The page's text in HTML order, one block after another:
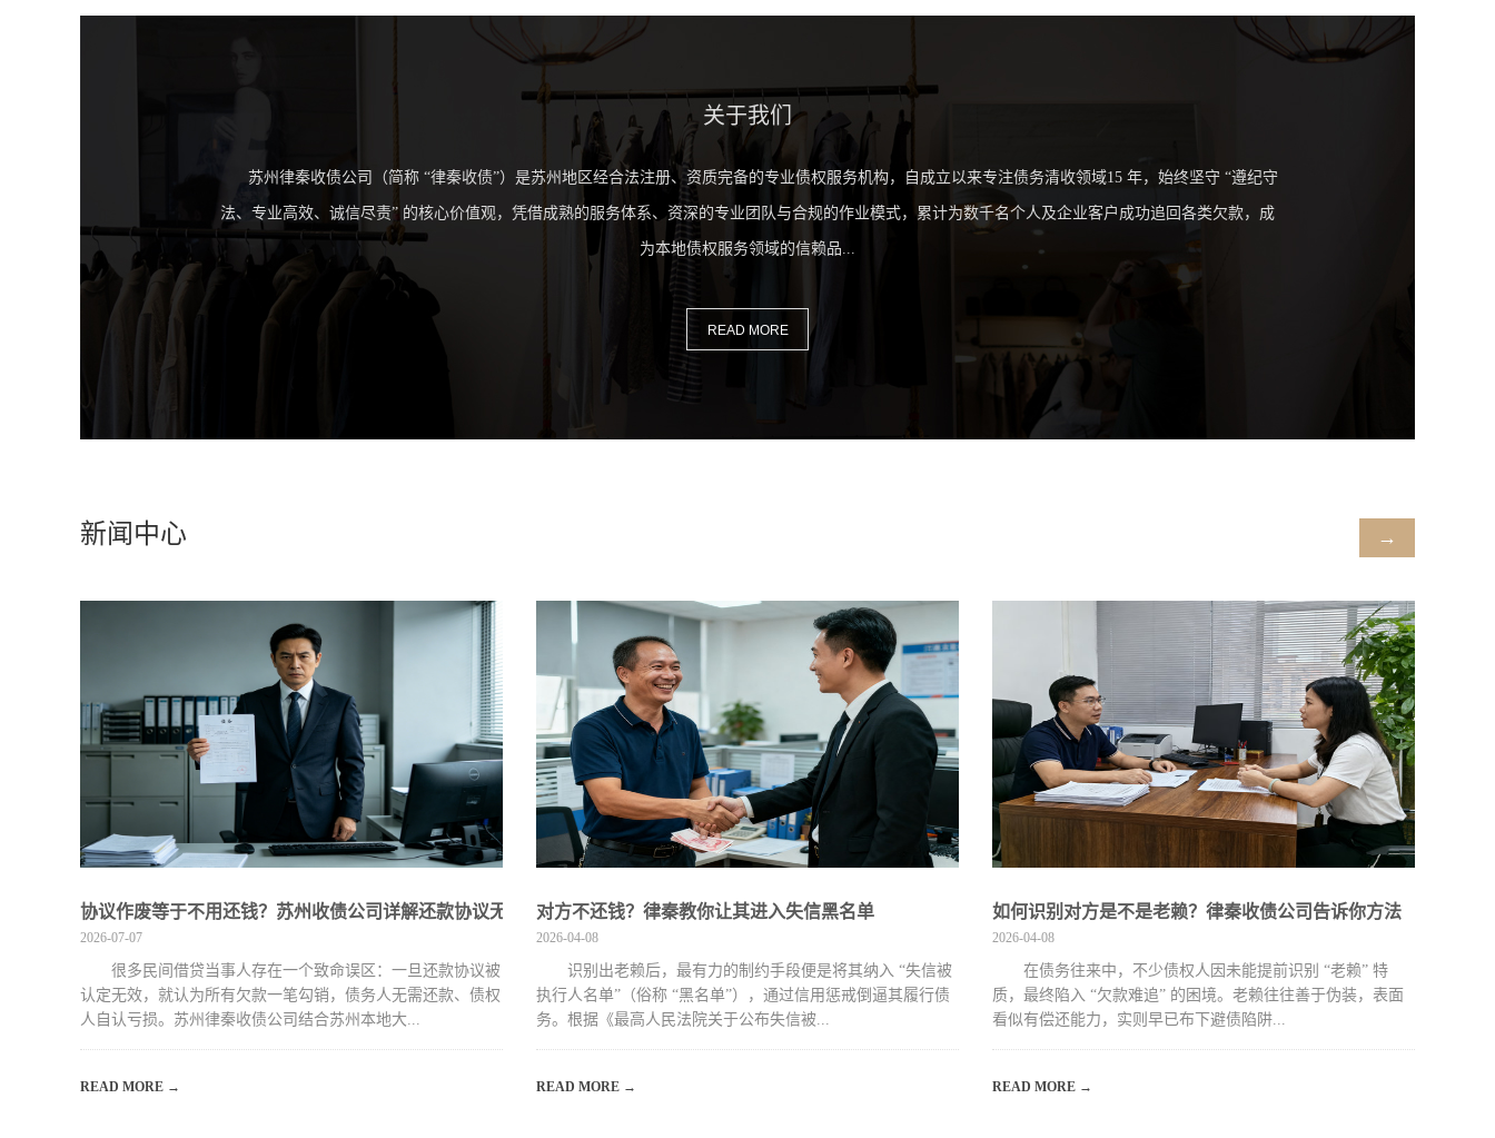
关于我们
苏州律秦收债公司（简称 “律秦收债”）是苏州地区经合法注册、资质完备的专业债权服务机构，自成立以来专注债务清收领域15 年，始终坚守 “遵纪守
法、专业高效、诚信尽责” 的核心价值观，凭借成熟的服务体系、资深的专业团队与合规的作业模式，累计为数千名个人及企业客户成功追回各类欠款，成
为本地债权服务领域的信赖品...
READ MORE
→
新闻中心
协议作废等于不用还钱？苏州收债公司详解还款协议无效的全部后果
2026-07-07
很多民间借贷当事人存在一个致命误区：一旦还款协议被
认定无效，就认为所有欠款一笔勾销，债务人无需还款、债权
人自认亏损。苏州律秦收债公司结合苏州本地大...
READ MORE →
对方不还钱？律秦教你让其进入失信黑名单
2026-04-08
识别出老赖后，最有力的制约手段便是将其纳入 “失信被
执行人名单”（俗称 “黑名单”），通过信用惩戒倒逼其履行债
务。根据《最高人民法院关于公布失信被...
READ MORE →
如何识别对方是不是老赖？律秦收债公司告诉你方法
2026-04-08
在债务往来中，不少债权人因未能提前识别 “老赖” 特
质，最终陷入 “欠款难追” 的困境。老赖往往善于伪装，表面
看似有偿还能力，实则早已布下避债陷阱...
READ MORE →